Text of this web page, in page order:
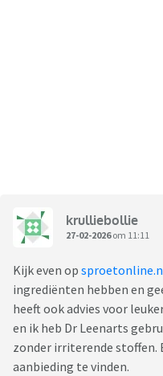
krulliebollie
27-02-2026om 11:11
Kijk even op
ingrediënten hebben en
heeft ook advies voor
en ik heb Dr Leenarts
zonder irriterende stoffen.
aanbieding te vinden.